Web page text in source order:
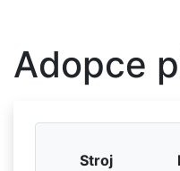
Adopce
Stroj